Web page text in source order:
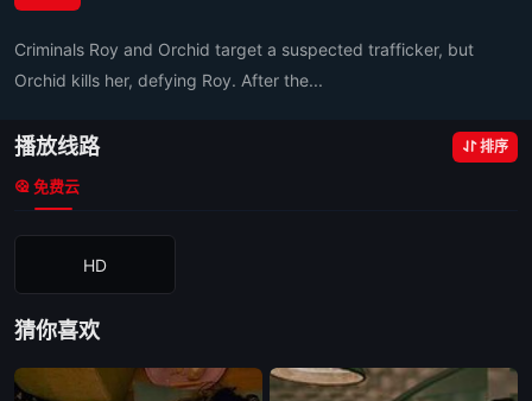
Criminals Roy and Orchid target a suspected trafficker, but
Orchid kills her, defying Roy. After the...
播放线路 排序
免费云
HD
猜你喜欢